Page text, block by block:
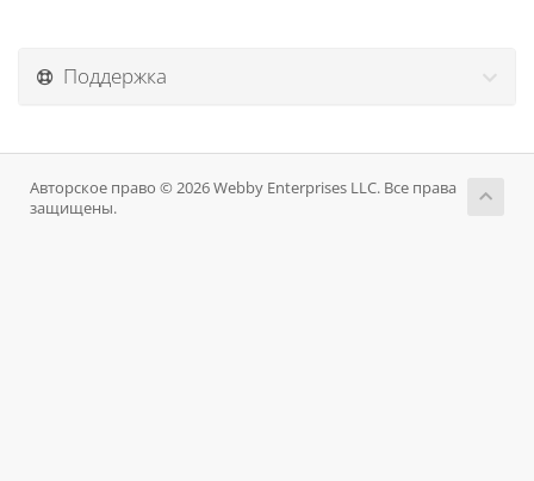
Поддержка
Авторское право © 2026 Webby Enterprises LLC. Все права
защищены.